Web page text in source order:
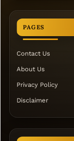
PAGES
Contact Us
About Us
Privacy Policy
Disclaimer